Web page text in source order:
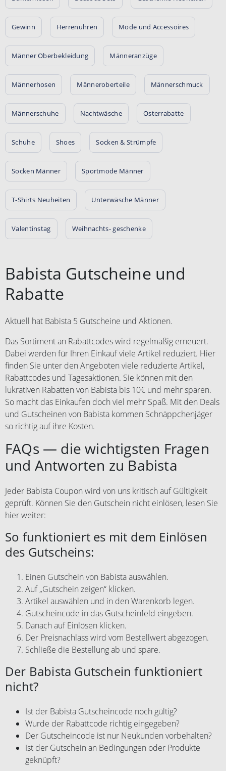
Gewinn Herrenuhren Mode und Accessoires
Männer Oberbekleidung Männeranzüge
Männerhosen Männeroberteile Männerschmuck
Männerschuhe Nachtwäsche Osterrabatte
Schuhe Shoes Socken & Strümpfe
Socken Männer Sportmode Männer
T-Shirts Neuheiten Unterwäsche Männer
Valentinstag Weihnachts- geschenke
Babista Gutscheine und
Rabatte
Aktuell hat Babista 5 Gutscheine und Aktionen.
Das Sortiment an Rabattcodes wird regelmäßig erneuert.
Dabei werden für Ihren Einkauf viele Artikel reduziert. Hier
finden Sie unter den Angeboten viele reduzierte Artikel,
Rabattcodes und Tagesaktionen. Sie können mit den
lukrativen Rabatten von Babista bis 10€ und mehr sparen.
So macht das Einkaufen doch viel mehr Spaß. Mit den Deals
und Gutscheinen von Babista kommen Schnäppchenjäger
so richtig auf ihre Kosten.
FAQs — die wichtigsten Fragen
und Antworten zu Babista
Jeder Babista Coupon wird von uns kritisch auf Gültigkeit
geprüft. Können Sie den Gutschein nicht einlösen, lesen Sie
hier weiter:
So funktioniert es mit dem Einlösen
des Gutscheins:
Einen Gutschein von Babista auswählen.
Auf „Gutschein zeigen“ klicken.
Artikel auswählen und in den Warenkorb legen.
Gutscheincode in das Gutscheinfeld eingeben.
Danach auf Einlösen klicken.
Der Preisnachlass wird vom Bestellwert abgezogen.
Schließe die Bestellung ab und spare.
Der Babista Gutschein funktioniert
nicht?
Ist der Babista Gutscheincode noch gültig?
Wurde der Rabattcode richtig eingegeben?
Der Gutscheincode ist nur Neukunden vorbehalten?
Ist der Gutschein an Bedingungen oder Produkte
geknüpft?